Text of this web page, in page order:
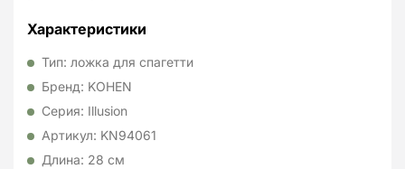
Характеристики
Тип: ложка для спагетти
Бренд: KOHEN
Серия: Illusion
Артикул: KN94061
Длина: 28 см